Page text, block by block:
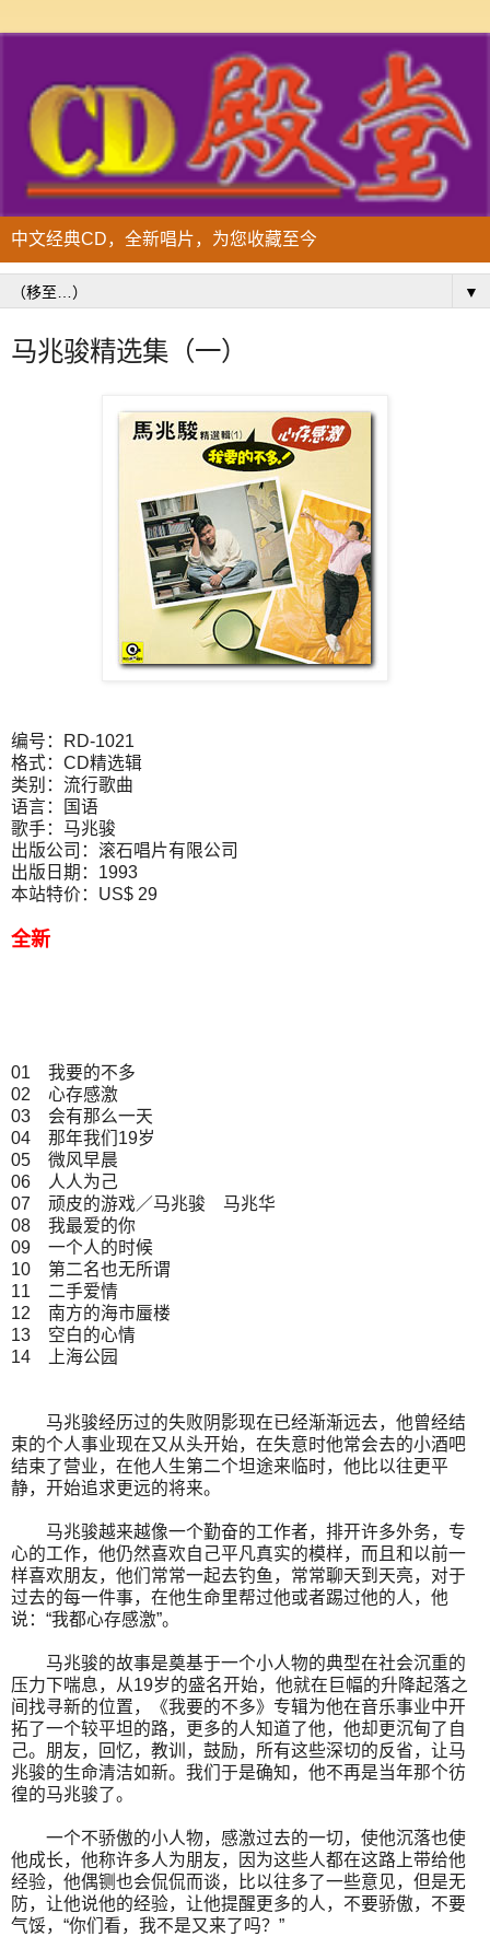
中文经典CD，全新唱片，为您收藏至今
▼
马兆骏精选集（一）
编号：RD-1021
格式：CD精选辑
类别：流行歌曲
语言：国语
歌手：马兆骏
出版公司：滚石唱片有限公司
出版日期：1993
本站特价：US$ 29
全新
01 我要的不多
02 心存感激
03 会有那么一天
04 那年我们19岁
05 微风早晨
06 人人为己
07 顽皮的游戏／马兆骏 马兆华
08 我最爱的你
09 一个人的时候
10 第二名也无所谓
11 二手爱情
12 南方的海市蜃楼
13 空白的心情
14 上海公园
马兆骏经历过的失败阴影现在已经渐渐远去，他曾经结
束的个人事业现在又从头开始，在失意时他常会去的小酒吧
结束了营业，在他人生第二个坦途来临时，他比以往更平
静，开始追求更远的将来。
马兆骏越来越像一个勤奋的工作者，排开许多外务，专
心的工作，他仍然喜欢自己平凡真实的模样，而且和以前一
样喜欢朋友，他们常常一起去钓鱼，常常聊天到天亮，对于
过去的每一件事，在他生命里帮过他或者踢过他的人，他
说：“我都心存感激”。
马兆骏的故事是奠基于一个小人物的典型在社会沉重的
压力下喘息，从19岁的盛名开始，他就在巨幅的升降起落之
间找寻新的位置，《我要的不多》专辑为他在音乐事业中开
拓了一个较平坦的路，更多的人知道了他，他却更沉甸了自
己。朋友，回忆，教训，鼓励，所有这些深切的反省，让马
兆骏的生命清洁如新。我们于是确知，他不再是当年那个彷
徨的马兆骏了。
一个不骄傲的小人物，感激过去的一切，使他沉落也使
他成长，他称许多人为朋友，因为这些人都在这路上带给他
经验，他偶铡也会侃侃而谈，比以往多了一些意见，但是无
防，让他说他的经验，让他提醒更多的人，不要骄傲，不要
气馁，“你们看，我不是又来了吗？”